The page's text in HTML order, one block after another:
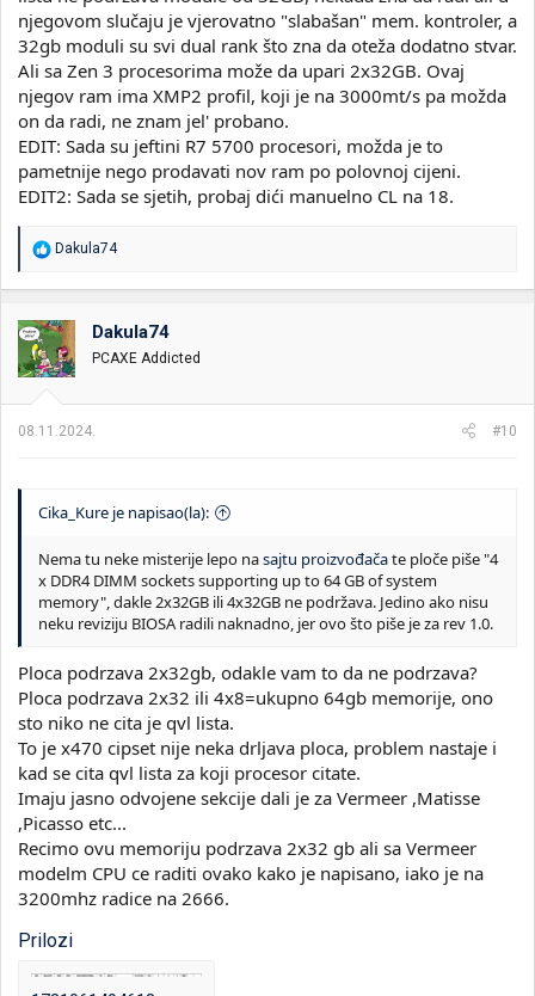
njegovom slučaju je vjerovatno "slabašan" mem. kontroler, a
32gb moduli su svi dual rank što zna da oteža dodatno stvar.
Ali sa Zen 3 procesorima može da upari 2x32GB. Ovaj
njegov ram ima XMP2 profil, koji je na 3000mt/s pa možda
on da radi, ne znam jel' probano.
EDIT: Sada su jeftini R7 5700 procesori, možda je to
pametnije nego prodavati nov ram po polovnoj cijeni.
EDIT2: Sada se sjetih, probaj dići manuelno CL na 18.
R
a
o
v
a
n
:
Dakula74
Dakula74
PCAXE Addicted
08.11.2024. #10
Cika_Kure je napisao(la):
Nema tu neke misterije lepo nasajtu proizvođačate ploče piše "4
x DDR4 DIMM sockets supporting up to 64 GB of system
memory", dakle 2x32GB ili 4x32GB ne podržava. Jedino ako nisu
neku reviziju BIOSA radili naknadno, jer ovo što piše je za rev 1.0.
Ploca podrzava 2x32gb, odakle vam to da ne podrzava?
Ploca podrzava 2x32 ili 4x8=ukupno 64gb memorije, ono
sto niko ne cita je qvl lista.
To je x470 cipset nije neka drljava ploca, problem nastaje i
kad se cita qvl lista za koji procesor citate.
Imaju jasno odvojene sekcije dali je za Vermeer ,Matisse
,Picasso etc...
Recimo ovu memoriju podrzava 2x32 gb ali sa Vermeer
modelm CPU ce raditi ovako kako je napisano, iako je na
3200mhz radice na 2666.
Prilozi